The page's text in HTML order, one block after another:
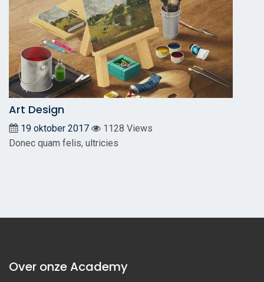
Art Design
19 oktober 2017
1128 Views
Donec quam felis, ultricies
Over onze Academy